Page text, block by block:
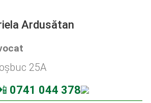
Ardusătan
25A
0741 044 378